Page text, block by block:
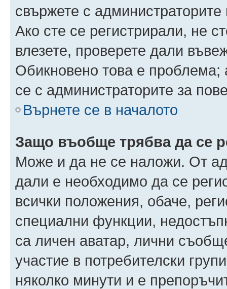
свържете с
Ако сте се регистрирали, не
влезете, проверете дали
Обикновено това е проблема;
се с администраторите за
Върнете се в началото
Защо въобще трябва да се
Може и да не се наложи. От
дали е необходимо да се
всички положения, обаче,
специални функции,
са личен аватар, лични
участие в потребителски
няколко минути и е